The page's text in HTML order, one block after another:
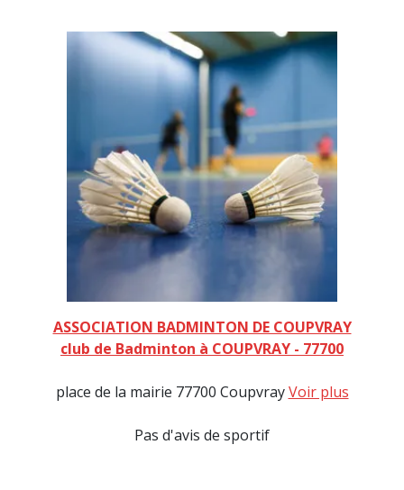
ASSOCIATION BADMINTON DE COUPVRAY
club de Badminton à COUPVRAY - 77700
place de la mairie 77700 CoupvrayVoir plus
Pas d'avis de sportif